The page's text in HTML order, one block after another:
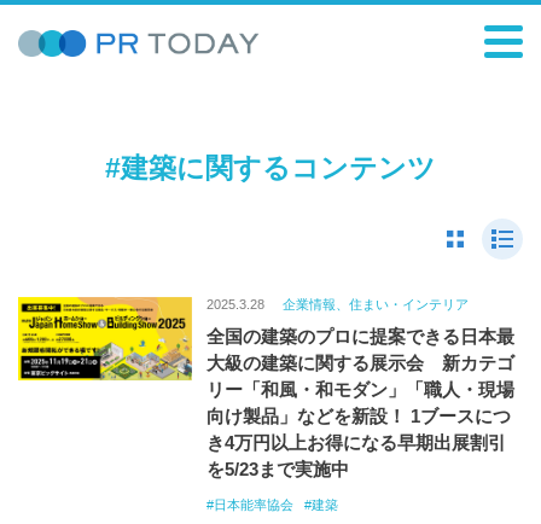
#建築に関するコンテンツ
2025.3.28 企業情報、住まい・インテリア
全国の建築のプロに提案できる日本最
大級の建築に関する展示会 新カテゴ
リー「和風・和モダン」「職人・現場
向け製品」などを新設！ 1ブースにつ
き4万円以上お得になる早期出展割引
を5/23まで実施中
日本能率協会
建築